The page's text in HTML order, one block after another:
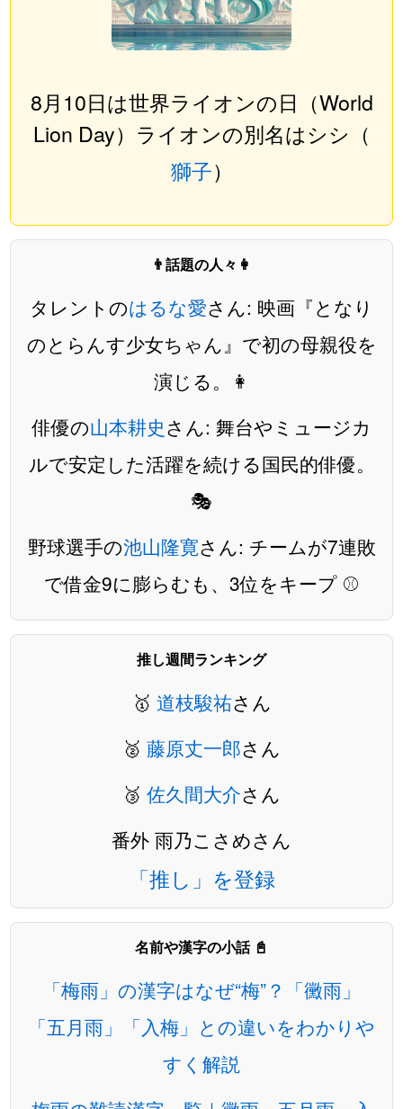
8月10日は世界ライオンの日（World
Lion Day）ライオンの別名はシシ（
獅子）
👨話題の人々👩
タレントのはるな愛さん: 映画『となり
のとらんす少女ちゃん』で初の母親役を
演じる。👩
俳優の山本耕史さん: 舞台やミュージカ
ルで安定した活躍を続ける国民的俳優。
🎭
野球選手の池山隆寛さん: チームが7連敗
で借金9に膨らむも、3位をキープ ⚾️
推し週間ランキング
🥇 道枝駿祐さん
🥈 藤原丈一郎さん
🥉 佐久間大介さん
番外 雨乃こさめさん
「推し」を登録
名前や漢字の小話 📓
「梅雨」の漢字はなぜ“梅”？「黴雨」
「五月雨」「入梅」との違いをわかりや
すく解説